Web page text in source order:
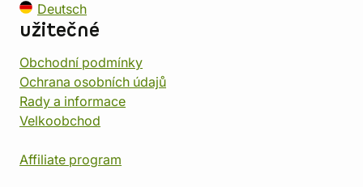
Deutsch
užitečné
Obchodní podmínky
Ochrana osobních údajů
Rady a informace
Velkoobchod
Affiliate program